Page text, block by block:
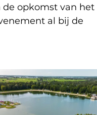
opkomst van het
al bij de